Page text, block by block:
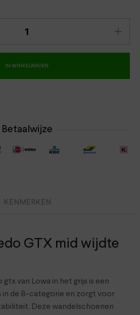
IN WINKELWAGEN
Betaalwijze
KENMERKEN
GTX mid wijdte
van Lowa in het grijs is een
in de B-categorie en zorgt voor
Deze wandelschoenen